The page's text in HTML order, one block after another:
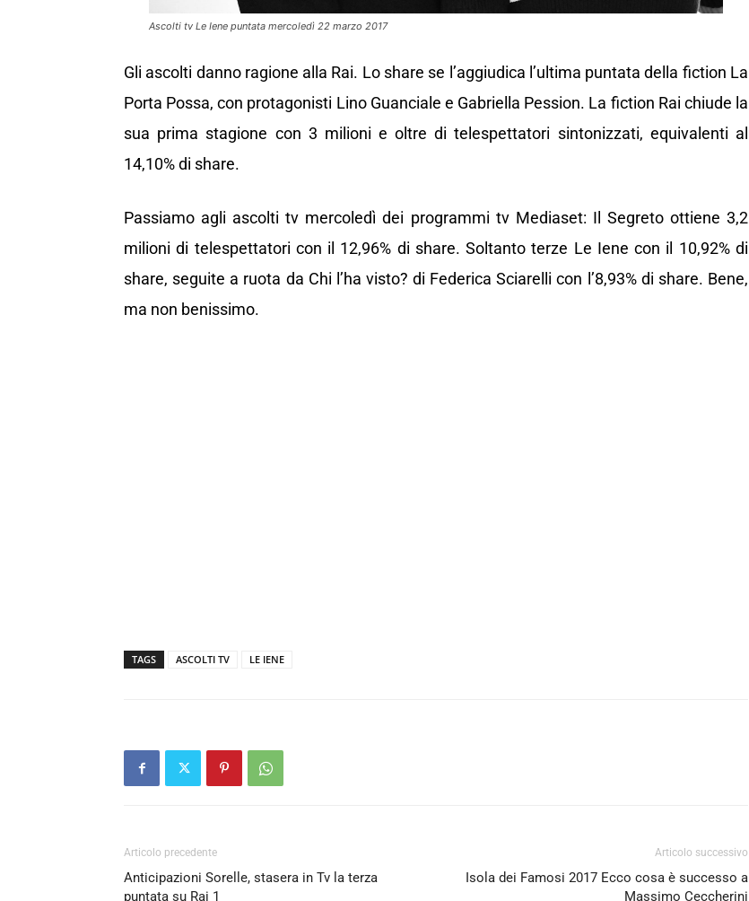
Ascolti tv Le Iene puntata mercoledì 22 marzo 2017
Gli ascolti danno ragione alla Rai. Lo share se l’aggiudica l’ultima puntata della fiction La
Porta Possa, con protagonisti Lino Guanciale e Gabriella Pession. La fiction Rai chiude la
sua prima stagione con 3 milioni e oltre di telespettatori sintonizzati, equivalenti al
14,10% di share.
Passiamo agli ascolti tv mercoledì dei programmi tv Mediaset: Il Segreto ottiene 3,2
milioni di telespettatori con il 12,96% di share. Soltanto terze Le Iene con il 10,92% di
share, seguite a ruota da Chi l’ha visto? di Federica Sciarelli con l’8,93% di share. Bene,
ma non benissimo.
TAGS ASCOLTI TV LE IENE
Articolo precedente
Anticipazioni Sorelle, stasera in Tv la terza
puntata su Rai 1
Articolo successivo
Isola dei Famosi 2017 Ecco cosa è successo a
Massimo Ceccherini